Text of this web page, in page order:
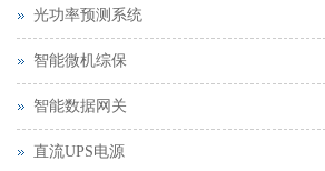
光功率预测系统
智能微机综保
智能数据网关
直流UPS电源